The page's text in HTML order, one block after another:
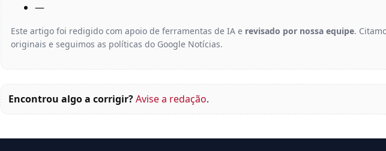
—
Este artigo foi redigido com apoio de ferramentas de IA e revisado por nossa equipe.
originais e seguimos as políticas do Google Notícias.
Encontrou algo a corrigir?Avise a redação.